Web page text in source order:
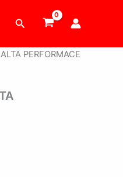
Pesquisar
PERFORMACE